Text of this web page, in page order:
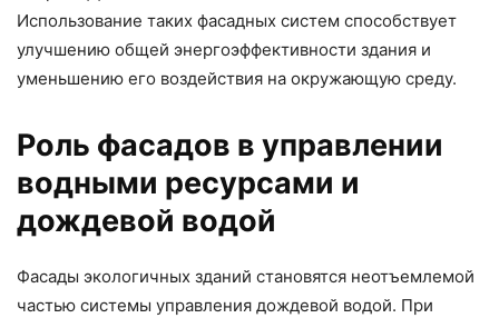
Использование таких фасадных систем способствует
улучшению общей энергоэффективности здания и
уменьшению его воздействия на окружающую среду.
Роль фасадов в управлении
водными ресурсами и
дождевой водой
Фасады экологичных зданий становятся неотъемлемой
частью системы управления дождевой водой. При